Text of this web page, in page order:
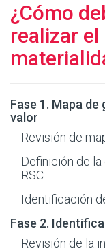
¿Cómo
realizar
Fase 1. Mapa
valor
Revisión de
Definición de
RSC.
Identificación
Fase 2.
Revisión de la